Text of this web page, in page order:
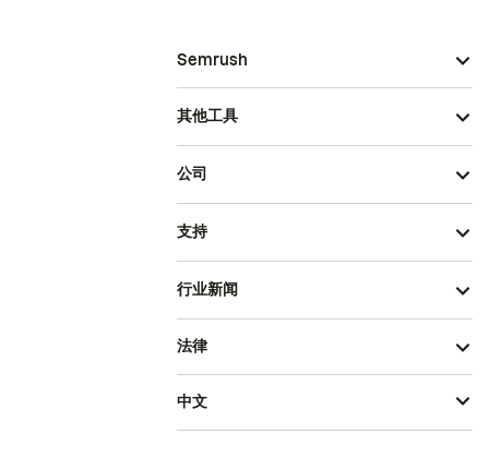
Semrush
其他工具
公司
支持
行业新闻
法律
中文